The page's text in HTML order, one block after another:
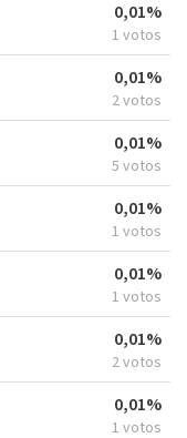
0,01%
1 votos
0,01%
2 votos
0,01%
5 votos
0,01%
1 votos
0,01%
1 votos
0,01%
2 votos
0,01%
1 votos